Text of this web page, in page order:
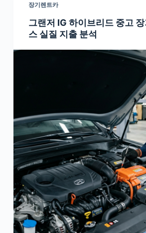
장기렌트카
그랜저 IG 하이브리드 중고 장
스 실질 지출 분석